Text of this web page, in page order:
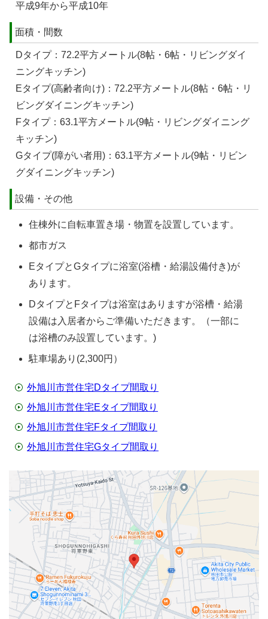
平成9年から平成10年
面積・間数
Dタイプ：72.2平方メートル(8帖・6帖・リビングダイ
ニングキッチン)
Eタイプ(高齢者向け)：72.2平方メートル(8帖・6帖・リ
ビングダイニングキッチン)
Fタイプ：63.1平方メートル(9帖・リビングダイニング
キッチン)
Gタイプ(障がい者用)：63.1平方メートル(9帖・リビン
グダイニングキッチン)
設備・その他
住棟外に自転車置き場・物置を設置しています。
都市ガス
EタイプとGタイプに浴室(浴槽・給湯設備付き)が
あります。
DタイプとFタイプは浴室はありますが浴槽・給湯
設備は入居者からご準備いただきます。（一部に
は浴槽のみ設置しています。)
駐車場あり(2,300円）
外旭川市営住宅Dタイプ間取り
外旭川市営住宅Eタイプ間取り
外旭川市営住宅Fタイプ間取り
外旭川市営住宅Gタイプ間取り